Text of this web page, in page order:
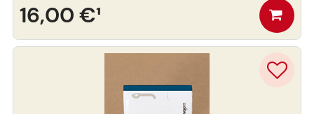
16,00 €¹